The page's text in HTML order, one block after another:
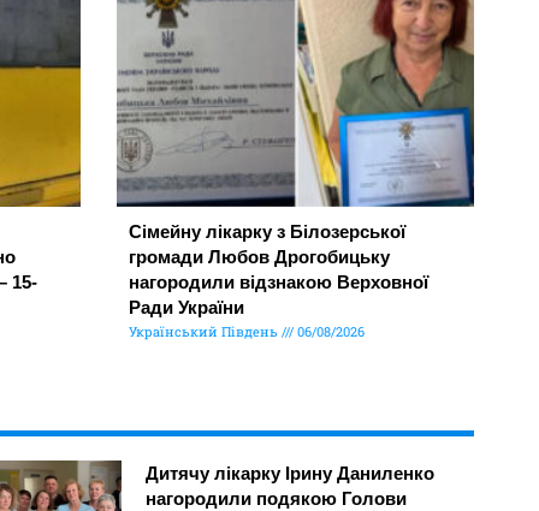
15-
Сімейну лікарку з Білозерської
громади Любов Дрогобицьку
нагородили відзнакою Верховної
Ради України
Український Південь 06/08/2026
Дитячу лікарку Ірину Даниленко
нагородили подякою Голови